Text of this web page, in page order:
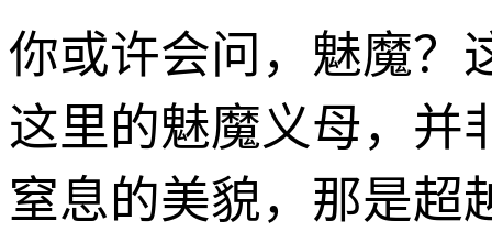
你或许会问，魅魔？
这里的魅魔义母，并
窒息的美貌，那是超